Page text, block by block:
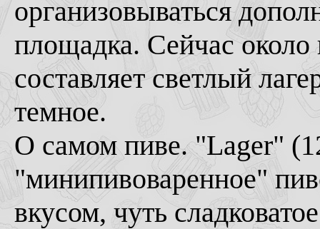
организовываться
площадка. Сейчас
составляет светлый
темное.
О самом пиве. "Lager"
"минипивоваренное"
вкусом, чуть